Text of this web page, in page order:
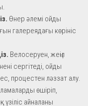
Өнер әлемі ойды
галереядағы көрініс
Велосеруен, жеңіл
сергітеді, ойды
процестен ләззат алу.
өшіріп,
айналаны